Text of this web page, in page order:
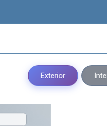
Exterior